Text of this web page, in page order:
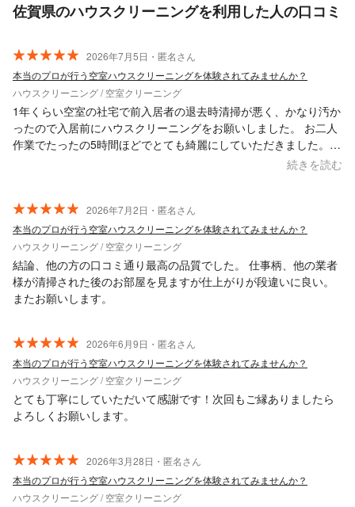
佐賀県のハウスクリーニングを利用した人の口コミ
2026年7月5日・匿名さん
本当のプロが行う空室ハウスクリーニングを体験されてみませんか？
ハウスクリーニング / 空室クリーニング
1年くらい空室の社宅で前入居者の退去時清掃が悪く、かなり汚か
ったので入居前にハウスクリーニングをお願いしました。 お二人
作業でたったの5時間ほどでとても綺麗にしていただきました。
汚すぎて入居が不安でしたがこれで安心して入居できます。 また
続きを読む
2026年7月2日・匿名さん
本当のプロが行う空室ハウスクリーニングを体験されてみませんか？
ハウスクリーニング / 空室クリーニング
結論、他の方の口コミ通り最高の品質でした。 仕事柄、他の業者
様が清掃された後のお部屋を見ますが仕上がりが段違いに良い。
またお願いします。
2026年6月9日・匿名さん
本当のプロが行う空室ハウスクリーニングを体験されてみませんか？
ハウスクリーニング / 空室クリーニング
とても丁寧にしていただいて感謝です！次回もご縁ありましたら
よろしくお願いします。
2026年3月28日・匿名さん
本当のプロが行う空室ハウスクリーニングを体験されてみませんか？
ハウスクリーニング / 空室クリーニング